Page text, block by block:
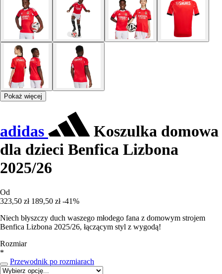
Pokaż więcej
adidas
Koszulka domowa
dla dzieci Benfica Lizbona
2025/26
Od
323,50 zł 189,50 zł -41%
Niech błyszczy duch waszego młodego fana z domowym strojem
Benfica Lizbona 2025/26, łączącym styl z wygodą!
Rozmiar
*
Przewodnik po rozmiarach